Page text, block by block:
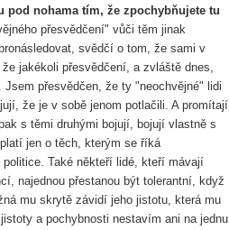
pod nohama tím, že zpochybňujete tu
přesvědčení" vůči těm jinak
svědčí o tom, že sami v
jakékoli přesvědčení, a zvláště dnes,
přesvědčen, že ty "neochvějné" lidi
že je v sobě jenom potlačili. A promítají
s těmi druhými bojují, bojují vlastně s
jen o těch, kterým se říká
Také někteří lidé, kteří mávají
najednou přestanou být tolerantní, když
mu skrytě závidí jeho jistotu, která mu
a pochybnosti nestavím ani na jednu